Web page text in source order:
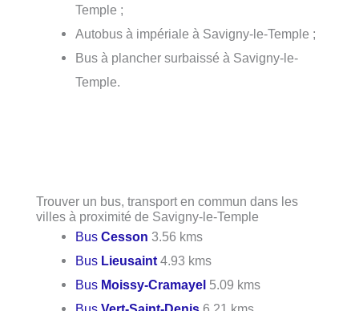
Temple ;
Autobus à impériale à Savigny-le-Temple ;
Bus à plancher surbaissé à Savigny-le-
Temple.
Trouver un bus, transport en commun dans les
villes à proximité de Savigny-le-Temple
BusCesson 3.56 kms
Bus Lieusaint 4.93 kms
Bus Moissy-Cramayel 5.09 kms